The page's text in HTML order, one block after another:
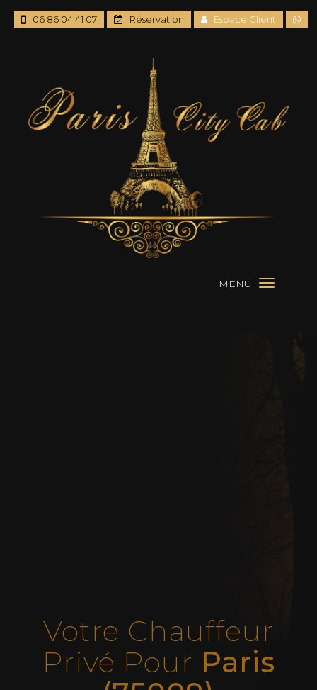
MENU
06 86 04 41 07 Réservation Espace Client
Votre Chauffeur
Privé Pour Paris